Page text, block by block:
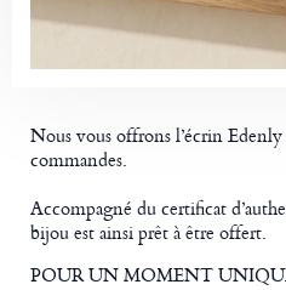
Nous vous offrons l’écrin
commandes.
Accompagné du certificat
bijou est ainsi prêt à être offert.
POUR UN MOMENT